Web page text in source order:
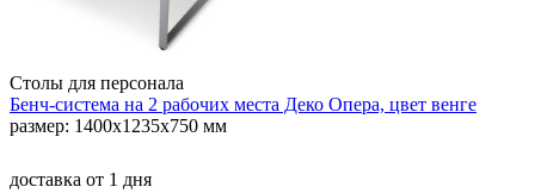
Столы для персонала
Бенч-система на 2 рабочих места Деко Опера, цвет венге
размер: 1400х1235х750 мм
доставка от 1 дня